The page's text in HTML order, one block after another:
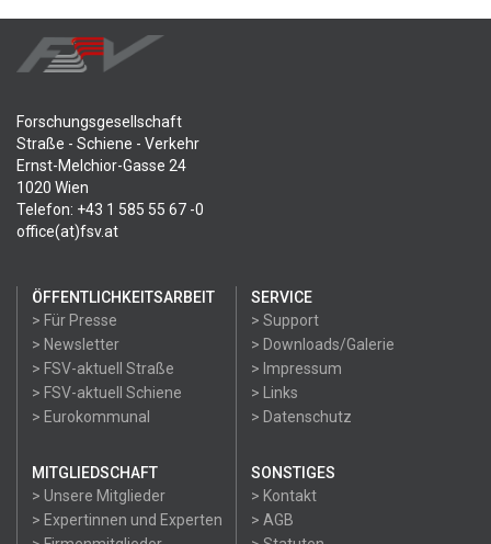
Forschungsgesellschaft
Straße - Schiene - Verkehr
Ernst-Melchior-Gasse 24
1020 Wien
Telefon: +43 1 585 55 67 -0
office(at)fsv.at
ÖFFENTLICHKEITSARBEIT
> Für Presse
> Newsletter
> FSV-aktuell Straße
> FSV-aktuell Schiene
> Eurokommunal
SERVICE
> Support
> Downloads/Galerie
> Impressum
> Links
> Datenschutz
MITGLIEDSCHAFT
> Unsere Mitglieder
> Expertinnen und Experten
SONSTIGES
> Kontakt
> AGB